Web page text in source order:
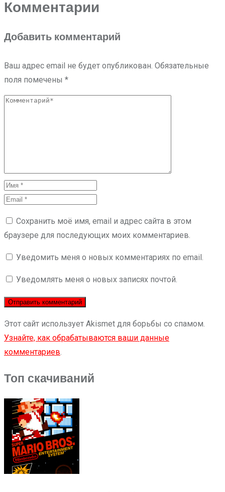
Комментарии
Добавить комментарий
Ваш адрес email не будет опубликован. Обязательные
поля помечены *
Сохранить моё имя, email и адрес сайта в этом
браузере для последующих моих комментариев.
Уведомить меня о новых комментариях по email.
Уведомлять меня о новых записях почтой.
Этот сайт использует Akismet для борьбы со спамом.
Узнайте, как обрабатываются ваши данные
комментариев.
Топ скачиваний